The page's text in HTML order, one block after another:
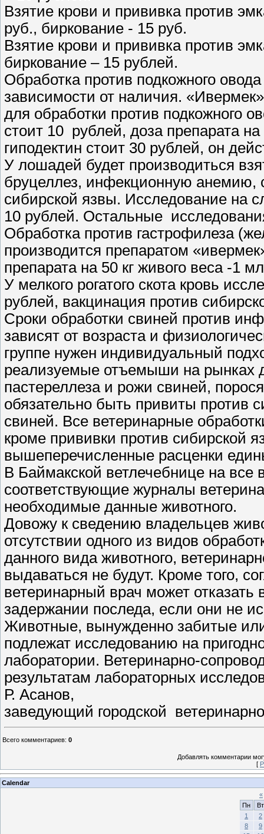
Взятие крови и прививка против
руб., биркование - 15 руб.
Взятие крови и прививка против
биркование – 15 рублей.
Обработка против подкожного
зависимости от наличия.
для обработки против подкожного
стоит 10 рублей, доза препарата
гиподектин стоит 30 рублей, он
У лошадей будет производиться
бруцеллез, инфекционную анемию,
сибирской язвы. Исследование на
10 рублей. Остальные
Обработка против гастрофилеза
производится препаратом
препарата на 50 кг живого веса -1
У мелкого рогатого скота кровь
рублей, вакцинация против
Сроки обработки свиней против
зависят от возраста и
группе нужен индивидуальный
реализуемые отъемыши на рынках
пастереллеза и рожи свиней,
обязательно быть привиты против
свиней. Все ветеринарные
кроме прививки против сибирской
вышеперечисленные расценки
В Баймакской ветлечебнице на
соответствующие журналы
необходимые данные животного.
Довожу к сведению владельцев
отсутствии одного из видов
данного вида животного,
выдаваться не будут. Кроме того,
ветеринарный врач может
задержании последа, если они не
Животные, вынужденно забитые
подлежат исследованию на
лаборатории. Ветеринарно-
результатам лабораторных
Р. Асанов,
заведующий городской
Всего комментариев: 0
Добавлять комментарии
[
Calendar
«
Пн
Вт
1
2
8
9